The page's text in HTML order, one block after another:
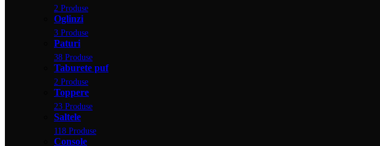
2 Produse
Oglinzi
3 Produse
Paturi
38 Produse
Taburete puf
2 Produse
Toppere
23 Produse
Saltele
118 Produse
Console